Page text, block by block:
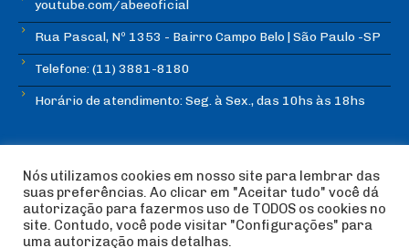
youtube.com/abeeoficial
Rua Pascal, Nº 1353 - Bairro Campo Belo | São Paulo -SP
Telefone: (11) 3881-8180
Horário de atendimento: Seg. à Sex., das 10hs às 18hs
© Copyright ABEE | Associação Brasileira de Escalada
Esportiva 2018 | Design:
Imagética Design
Nós utilizamos cookies em nosso site para lembrar das
suas preferências. Ao clicar em "Aceitar tudo" você dá
autorização para fazermos uso de TODOS os cookies no
site. Contudo, você pode visitar "Configurações" para
uma autorização mais detalhas.